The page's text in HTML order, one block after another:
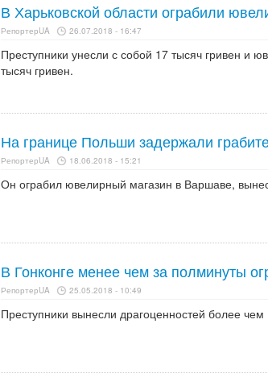
В Харьковской области ограбили
РепортерUA 26.07.2018 - 16:47
Преступники унесли с собой 17 тысяч гривен и
тысяч гривен.
На границе Польши задержали
РепортерUA 18.06.2018 - 15:21
Он ограбил ювелирный магазин в Варшаве,
В Гонконге менее чем за полминуты
РепортерUA 25.05.2018 - 10:49
Преступники вынесли драгоценностей более